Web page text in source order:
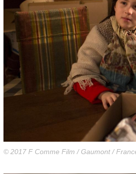
© 2017 F Comme Film / Gaumont /